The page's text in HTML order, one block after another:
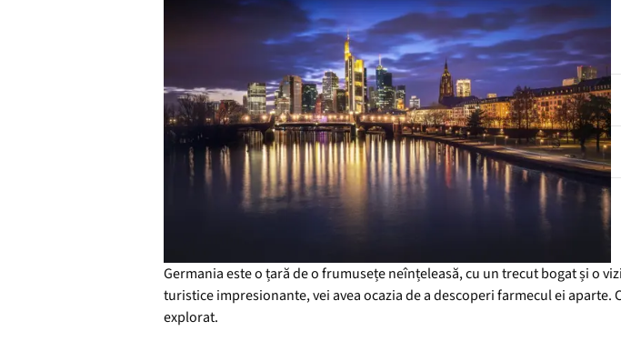
Germania este o țară de o frumusețe neînțeleasă, cu un trecut bogat și o
turistice impresionante, vei avea ocazia de a descoperi farmecul ei
explorat.